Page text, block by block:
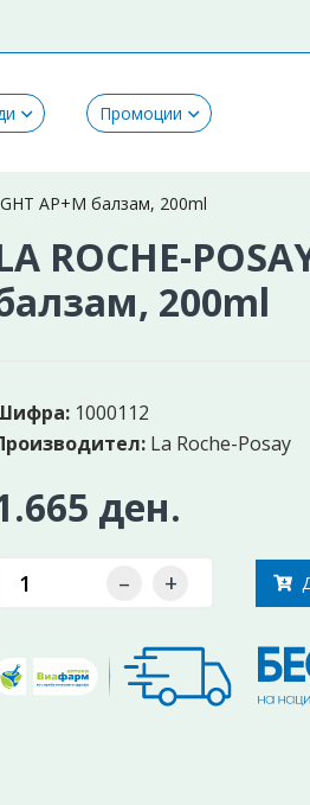
Промоции
AP+M балзам, 200ml
ROCHE-
200ml
1000112
La Roche-Posay
ден.
– +